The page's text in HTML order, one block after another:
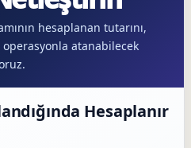
hesaplanan tutarını,
atanabilecek
Hesaplanır